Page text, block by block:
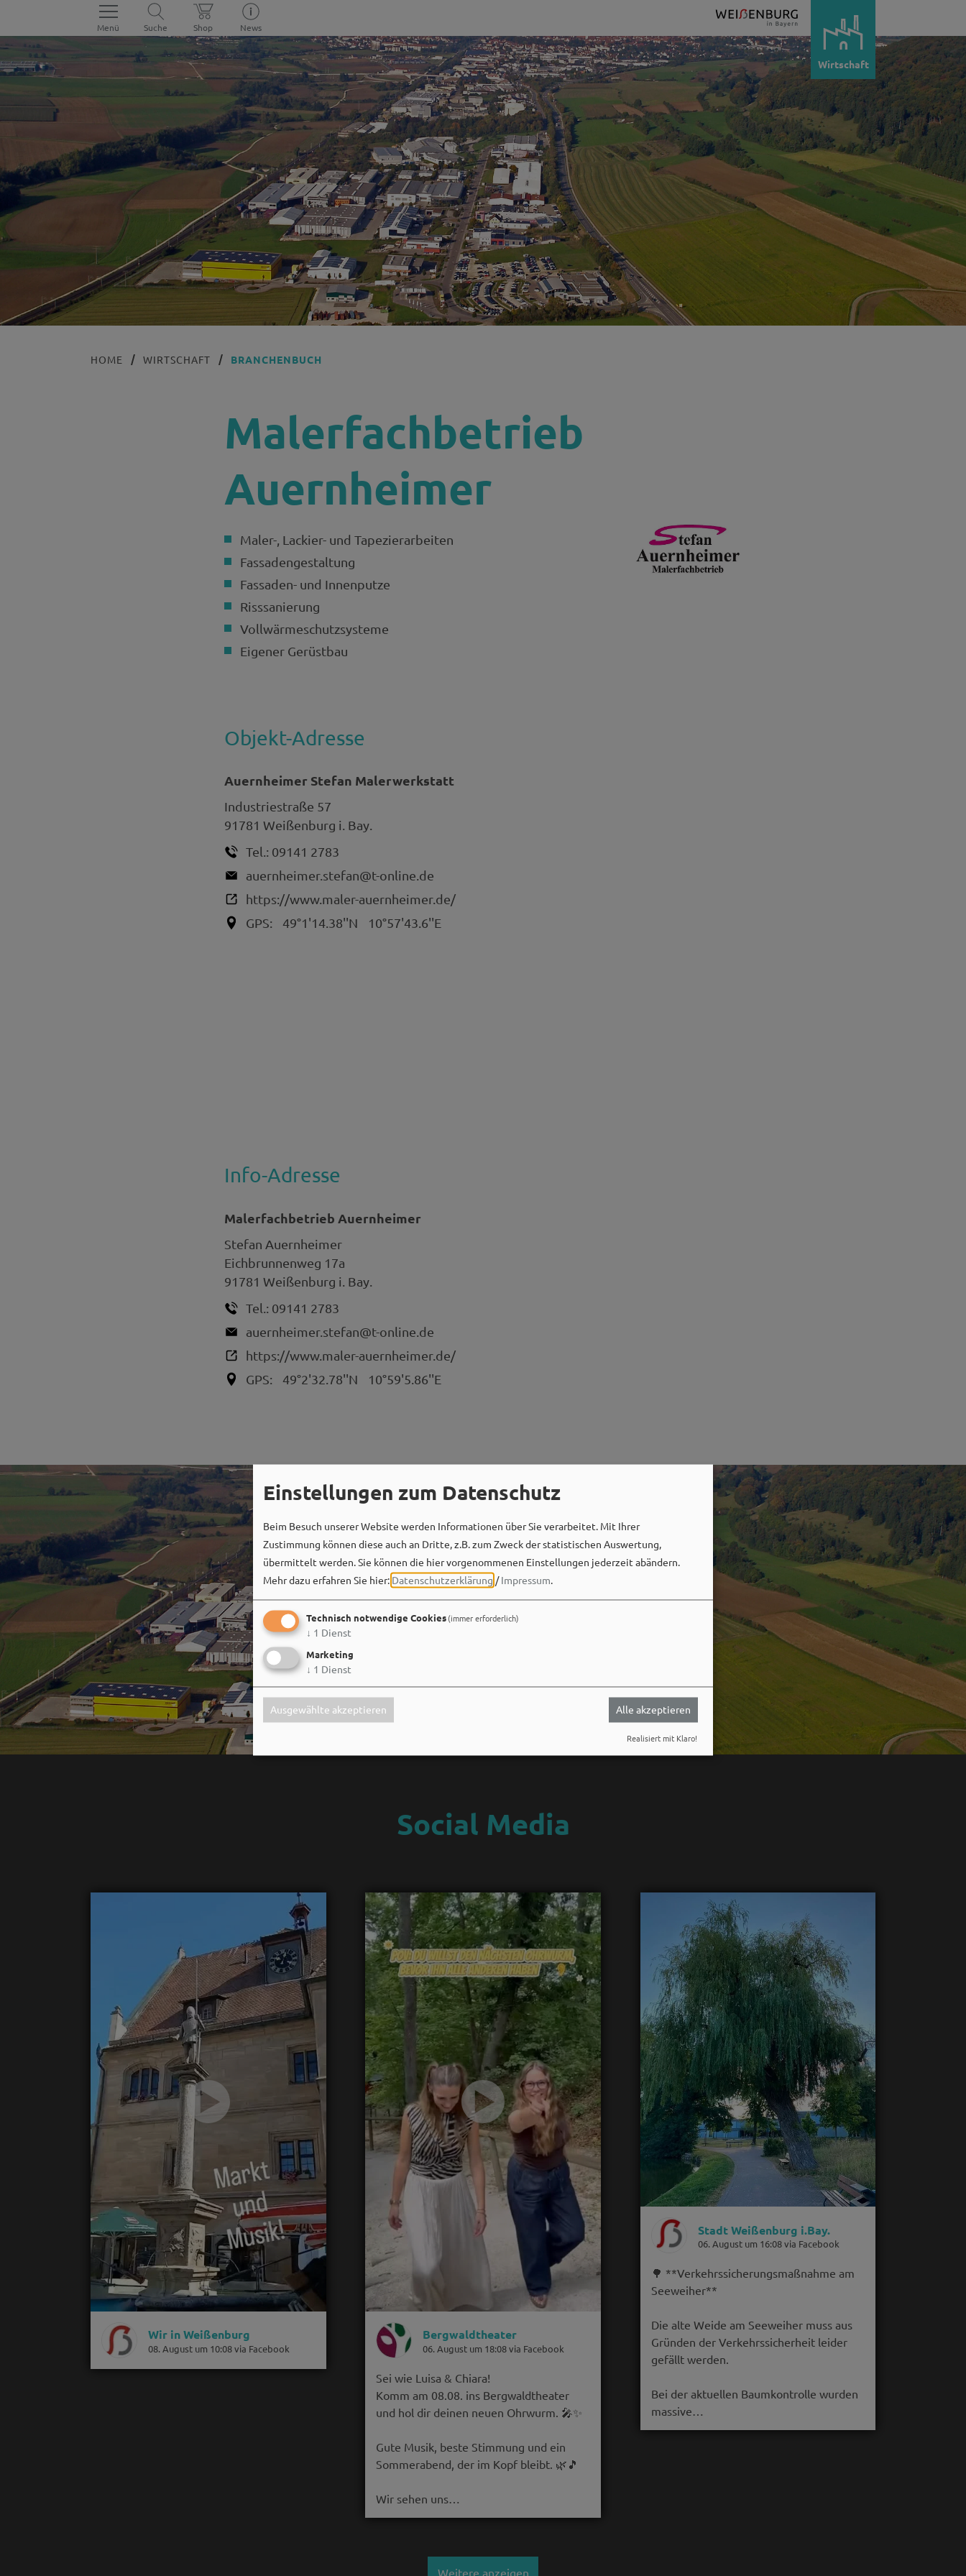
Menü Suche Shop News
Wirtschaft
HOME WIRTSCHAFT BRANCHENBUCH
Malerfachbetrieb
Auernheimer
Maler-, Lackier- und Tapezierarbeiten
Fassadengestaltung
Fassaden- und Innenputze
Risssanierung
Vollwärmeschutzsysteme
Eigener Gerüstbau
Objekt-Adresse
Auernheimer Stefan Malerwerkstatt
Industriestraße 57
91781 Weißenburg i. Bay.
Tel.: 09141 2783
auernheimer.stefan@t-online.de
https://www.maler-auernheimer.de/
GPS:
49°1'14.38''N 10°57'43.6''E
Info-Adresse
Malerfachbetrieb Auernheimer
Stefan Auernheimer
Eichbrunnenweg 17a
91781 Weißenburg i. Bay.
Tel.: 09141 2783
auernheimer.stefan@t-online.de
https://www.maler-auernheimer.de/
GPS:
49°2'32.78''N 10°59'5.86''E
Social Media
Wir in Weißenburg
08. August um 10:08 via Facebook
Bergwaldtheater
06. August um 18:08 via Facebook
Sei wie Luisa & Chiara!
Komm am 08.08. ins Bergwaldtheater
und hol dir deinen neuen Ohrwurm. 🎤✨
Gute Musik, beste Stimmung und ein
Sommerabend, der im Kopf bleibt. 🌿🎵
Wir sehen uns…
Stadt Weißenburg i.Bay.
06. August um 16:08 via Facebook
🌳 **Verkehrssicherungsmaßnahme am
Seeweiher**
Die alte Weide am Seeweiher muss aus
Gründen der Verkehrssicherheit leider
gefällt werden.
Bei der aktuellen Baumkontrolle wurden
massive…
Weitere anzeigen
Einstellungen zum Datenschutz
Beim Besuch unserer Website werden Informationen über Sie verarbeitet. Mit Ihrer
Zustimmung können diese auch an Dritte, z.B. zum Zweck der statistischen Auswertung,
übermittelt werden. Sie können die hier vorgenommenen Einstellungen jederzeit abändern.
Mehr dazu erfahren Sie hier: Datenschutzerklärung /Impressum.
Technisch notwendige Cookies(immer erforderlich)
↓ 1 Dienst
Marketing
↓ 1 Dienst
Ausgewählte akzeptieren Alle akzeptieren
Realisiert mit Klaro!